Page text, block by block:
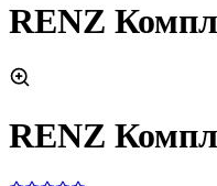
RENZ
RENZ